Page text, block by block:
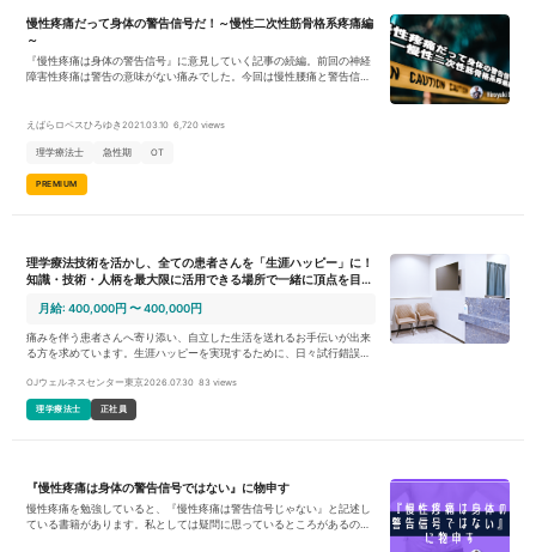
慢性疼痛だって身体の警告信号だ！～慢性二次性筋骨格系疼痛編
～
『慢性疼痛は身体の警告信号』に意見していく記事の続編。前回の神経
障害性疼痛は警告の意味がない痛みでした。今回は慢性腰痛と警告信号
えばらロペスひろゆき 2021.03.10 6,720 views
理学療法士 急性期 OT
PREMIUM
理学療法技術を活かし、全ての患者さんを「生涯ハッピー」に！
知識・技術・人柄を最大限に活用できる場所で一緒に頂点を目指
月給: 400,000円 〜 400,000円
痛みを伴う患者さんへ寄り添い、自立した生活を送れるお手伝いが出来
る方を求めています。生涯ハッピーを実現するために、日々試行錯誤し
涯ハッピー」を実現できるようにあなたの力をお貸しください 理学療法
士としての役割は、単に運動療法を行うという事ではなく、全身を見て
いく立場で患者さんに向き合って頂きます。自身の技術や専門知識のみ
改善率を上げていけるような方を募集しております。 OJウェルネスセ
ンターでは、ILC国際腰痛クリニックにて治療、診察した方を対象に独自
のウェルネスプログラムを行っている施設になります。 主に腰部疾患が
OJウェルネスセンター東京2026.07.30 83 views
理学療法士 正社員
『慢性疼痛は身体の警告信号ではない』に物申す
慢性疼痛を勉強していると、『慢性疼痛は警告信号じゃない』と記述し
ている書籍があります。私としては疑問に思っているところがあるの